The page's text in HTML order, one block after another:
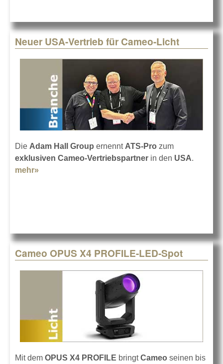
Neuer USA-Vertrieb für Cameo-Licht
Die Adam Hall Group ernennt ATS-Pro zum
exklusiven Cameo-Vertriebspartner in den USA.
mehr»
Cameo OPUS X4 PROFILE-LED-Spot
Mit dem OPUS X4 PROFILE bringtCameo seinen bis